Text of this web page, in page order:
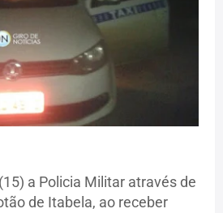
a Policia Militar através de
de Itabela, ao receber